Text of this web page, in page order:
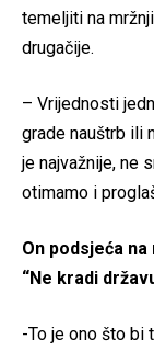
temeljiti na
drugačije.
– Vrijednosti
grade nauštrb ili
je najvažnije, ne
otimamo i
On podsjeća
“Ne kradi
-To je ono što bi